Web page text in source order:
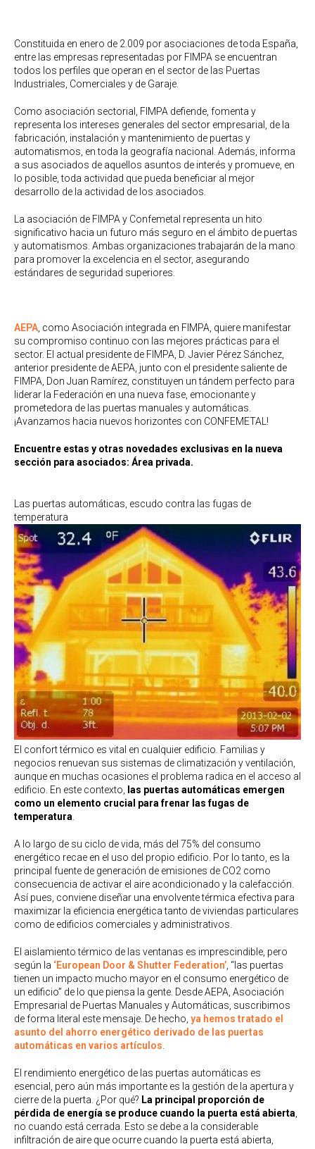
Constituida en enero de 2.009 por asociaciones de toda España,
entre las empresas representadas por FIMPA se encuentran
todos los perfiles que operan en el sector de las Puertas
Industriales, Comerciales y de Garaje.
Como asociación sectorial, FIMPA defiende, fomenta y
representa los intereses generales del sector empresarial, de la
fabricación, instalación y mantenimiento de puertas y
automatismos, en toda la geografía nacional. Además, informa
a sus asociados de aquellos asuntos de interés y promueve, en
lo posible, toda actividad que pueda beneficiar al mejor
desarrollo de la actividad de los asociados.
La asociación de FIMPA y Confemetal representa un hito
significativo hacia un futuro más seguro en el ámbito de puertas
y automatismos. Ambas organizaciones trabajarán de la mano
para promover la excelencia en el sector, asegurando
estándares de seguridad superiores.
AEPA , como Asociación integrada en FIMPA, quiere manifestar
su compromiso continuo con las mejores prácticas para el
sector. El actual presidente de FIMPA, D. Javier Pérez Sánchez,
anterior presidente de AEPA, junto con el presidente saliente de
FIMPA, Don Juan Ramírez, constituyen un tándem perfecto para
liderar la Federación en una nueva fase, emocionante y
prometedora de las puertas manuales y automáticas.
¡Avanzamos hacia nuevos horizontes con CONFEMETAL!
Encuentre estas y otras novedades exclusivas en la nueva
sección para asociados: Área privada.
Las puertas automáticas, escudo contra las fugas de
temperatura
El confort térmico es vital en cualquier edificio. Familias y
negocios renuevan sus sistemas de climatización y ventilación,
aunque en muchas ocasiones el problema radica en el acceso al
edificio. En este contexto,
las puertas automáticas emergen
como un elemento crucial para frenar las fugas de
temperatura
A lo largo de su ciclo de vida, más del 75% del consumo
energético recae en el uso del propio edificio. Por lo tanto, es la
principal fuente de generación de emisiones de CO2 como
consecuencia de activar el aire acondicionado y la calefacción.
Así pues, conviene diseñar una envolvente térmica efectiva para
maximizar la eficiencia energética tanto de viviendas particulares
como de edificios comerciales y administrativos.
El aislamiento térmico de las ventanas es imprescindible, pero
según la ‘European Door & Shutter Federation’ , “las puertas
tienen un impacto mucho mayor en el consumo energético de
un edificio” de lo que piensa la gente. Desde AEPA, Asociación
Empresarial de Puertas Manuales y Automáticas, suscribimos
de forma literal este mensaje. De hecho, ya hemos tratado el
asunto del ahorro energético derivado de las puertas
automáticas en varios artículos
El rendimiento energético de las puertas automáticas es
esencial, pero aún más importante es la gestión de la apertura y
cierre de la puerta. ¿Por qué? La principal proporción de
pérdida de energía se produce cuando la puerta está abierta
no cuando está cerrada. Esto se debe a la considerable
infiltración de aire que ocurre cuando la puerta está abierta,